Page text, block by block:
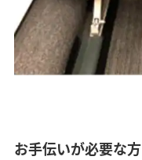
お手伝いが必要な方